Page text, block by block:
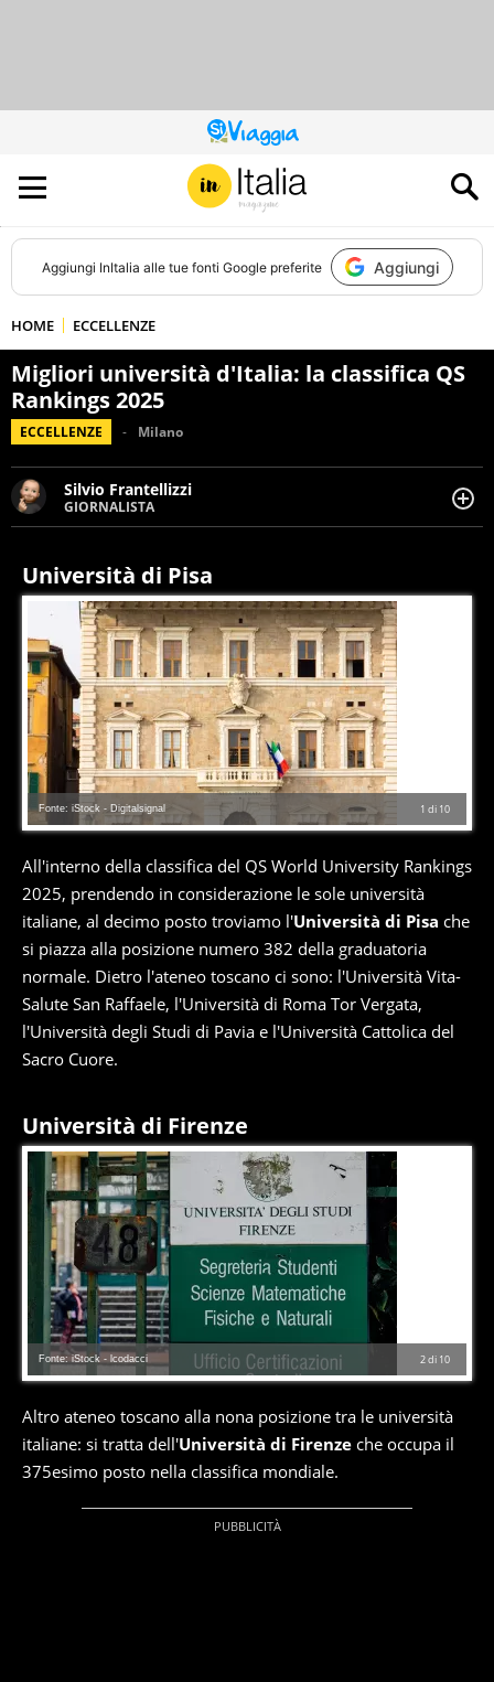
QUESTO
SITO
CONTRIBUISCE
ALL’AUDIENCE
DI
Aggiungi InItalia alle tue fonti Google preferite Aggiungi
HOME ECCELLENZE
Migliori università d'Italia: la classifica QS
Rankings 2025
ECCELLENZE Milano
Silvio Frantellizzi
GIORNALISTA
Giornalista pubblicista. Da oltre dieci anni si occupa di
cronaca, motori, spettacolo e videogame.
Università di Pisa
1 di 10
Fonte: iStock - Digitalsignal
All'interno della classifica del QS World University Rankings
2025, prendendo in considerazione le sole università
italiane, al decimo posto troviamo l'Università di Pisa che
si piazza alla posizione numero 382 della graduatoria
normale. Dietro l'ateneo toscano ci sono: l'Università Vita-
Salute San Raffaele, l'Università di Roma Tor Vergata,
l'Università degli Studi di Pavia e l'Università Cattolica del
Sacro Cuore.
Università di Firenze
2di 10
Fonte: iStock - lcodacci
Altro ateneo toscano alla nona posizione tra le università
italiane: si tratta dell'Università di Firenze che occupa il
375esimo posto nella classifica mondiale.